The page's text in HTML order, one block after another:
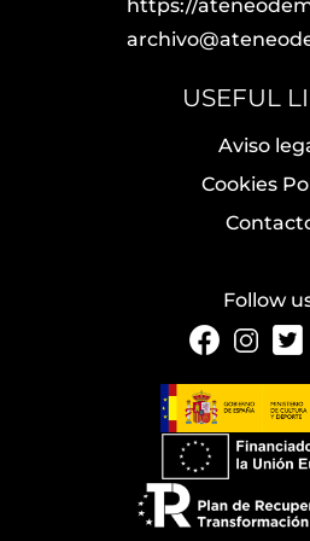
https://
USEFUL
Aviso
Cookies
Follow